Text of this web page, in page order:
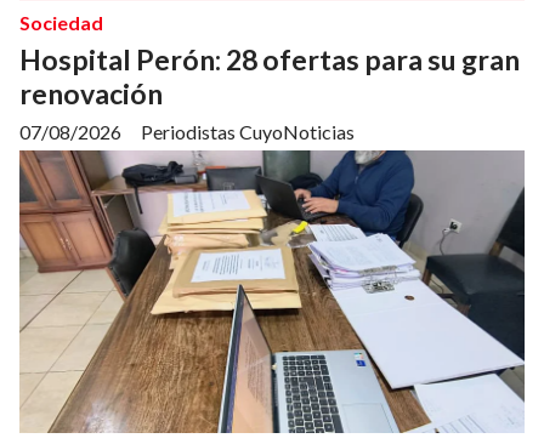
Hospital Perón: 28 ofertas para su gran
renovación
Periodistas CuyoNoticias
Sociedad
07/08/2026